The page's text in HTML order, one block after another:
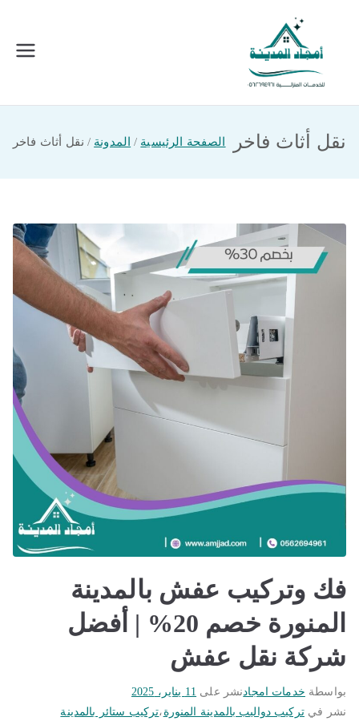
المحتوى
امجاد المدينة للخدمات المنزلية
نقل أثاث فاخر الصفحة الرئيسية المدونة نقل أثاث فاخر
فك وتركيب عفش بالمدينة
المنورة خصم 20% | أفضل
شركة نقل عفش
بواسطة خدمات امجادنشر على 11 يناير، 2025
نشر فيتركيب دواليب بالمدينة المنورة ،تركيب ستائر بالمدينة